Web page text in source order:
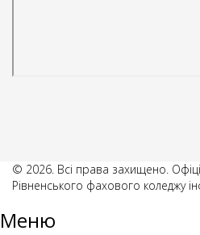
© 2026. Всі права захищено.
Рівненського фахового коледжу
Меню